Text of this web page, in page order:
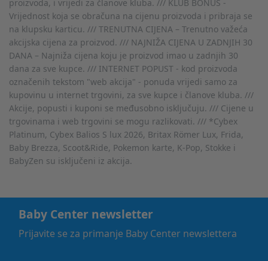
proizvoda, i vrijedi za članove kluba. /// KLUB BONUS -
Vrijednost koja se obračuna na cijenu proizvoda i pribraja se
na klupsku karticu. /// TRENUTNA CIJENA – Trenutno važeća
akcijska cijena za proizvod. /// NAJNIŽA CIJENA U ZADNJIH 30
DANA – Najniža cijena koju je proizvod imao u zadnjih 30
dana za sve kupce. /// INTERNET POPUST - kod proizvoda
označenih tekstom "web akcija" - ponuda vrijedi samo za
kupovinu u internet trgovini, za sve kupce i članove kluba. ///
Akcije, popusti i kuponi se međusobno isključuju. /// Cijene u
trgovinama i web trgovini se mogu razlikovati. /// *Cybex
Platinum, Cybex Balios S lux 2026, Britax Römer Lux, Frida,
Baby Brezza, Scoot&Ride, Pokemon karte, K-Pop, Stokke i
BabyZen su isključeni iz akcija.
Baby Center newsletter
Prijavite se za primanje Baby Center newslettera